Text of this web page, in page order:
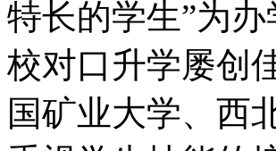
特长的学生”为
校对口升学屡创
国矿业大学、西